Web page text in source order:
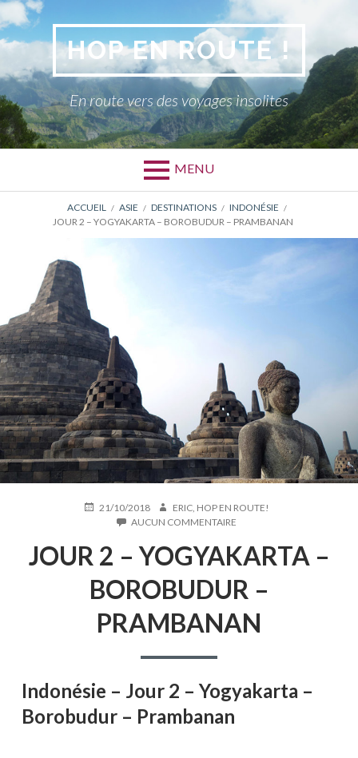
Aller
au
contenu
HOP EN ROUTE !
En route vers des voyages insolites
MENU
D'ARIANE
ACCUEIL ASIE DESTINATIONS
INDONÉSIE
JOUR 2 – YOGYAKARTA – BOROBUDUR – PRAMBANAN
PUBLIÉ21/10/2018 AUTEUR
ERIC, HOP EN ROUTE!
AUCUN COMMENTAIRE
2
–
YOGYAKARTA
–
–
PRAMBANAN
JOUR 2 – YOGYAKARTA –
BOROBUDUR –
PRAMBANAN
Indonésie – Jour 2 – Yogyakarta –
Borobudur – Prambanan